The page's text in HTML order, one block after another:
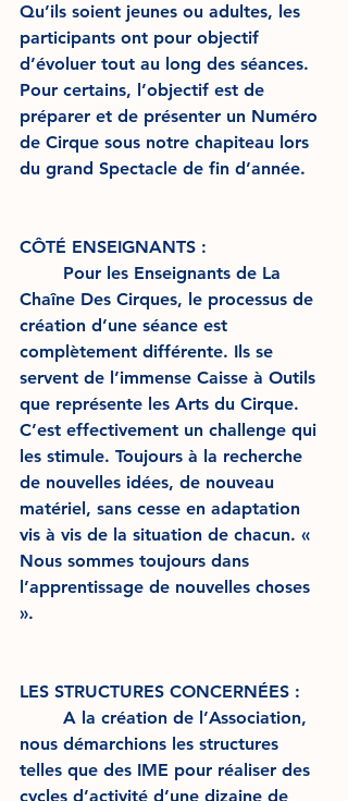
Qu’ils soient jeunes ou adultes, les
participants ont pour objectif
d’évoluer tout au long des séances.
Pour certains, l’objectif est de
préparer et de présenter un Numéro
de Cirque sous notre chapiteau lors
du grand Spectacle de fin d’année.
CÔTÉ ENSEIGNANTS :
Chaîne Des Cirques, le processus de
création d’une séance est
complètement différente. Ils se
servent de l’immense Caisse à Outils
que représente les Arts du Cirque.
C’est effectivement un challenge qui
les stimule. Toujours à la recherche
de nouvelles idées, de nouveau
matériel, sans cesse en adaptation
vis à vis de la situation de chacun. «
Nous sommes toujours dans
l’apprentissage de nouvelles choses
».
LES STRUCTURES CONCERNÉES :
nous démarchions les structures
telles que des IME pour réaliser des
cycles d’activité d’une dizaine de